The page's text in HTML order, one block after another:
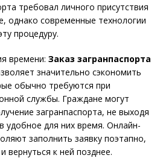
требовал личного присутствия
однако современные технологии
процедуру.
времени: Заказ загранпаспорта
значительно сэкономить
обычно требуются при
службы. Граждане могут
загранпаспорта, не выходя
удобное для них время. Онлайн-
заполнить заявку поэтапно,
вернуться к ней позднее.